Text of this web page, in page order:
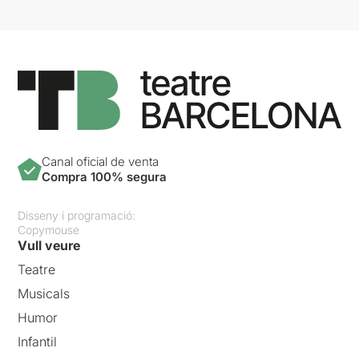
Canal oficial de venta
Compra 100% segura
Disseny i programació:
Copymouse
Vull veure
Teatre
Musicals
Humor
Infantil